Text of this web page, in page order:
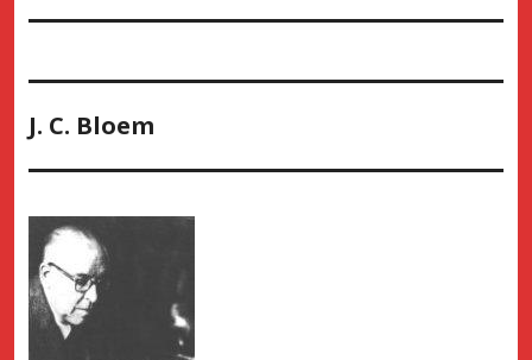
J. C. Bloem